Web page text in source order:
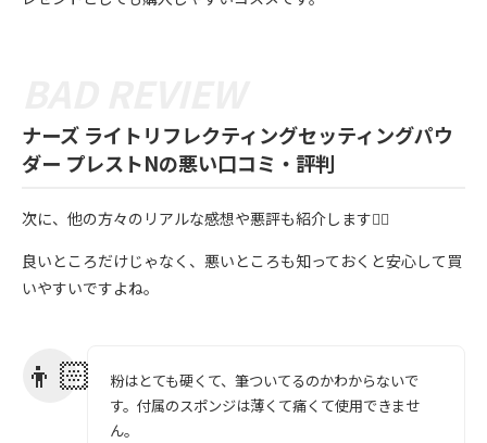
ナーズ ライトリフレクティングセッティングパウ
ダー プレストNの悪い口コミ・評判
次に、他の方々のリアルな感想や悪評も紹介します💁‍♀️
良いところだけじゃなく、悪いところも知っておくと安心して買
いやすいですよね。
粉はとても硬くて、筆ついてるのかわからないで
す。付属のスポンジは薄くて痛くて使用できませ
ん。